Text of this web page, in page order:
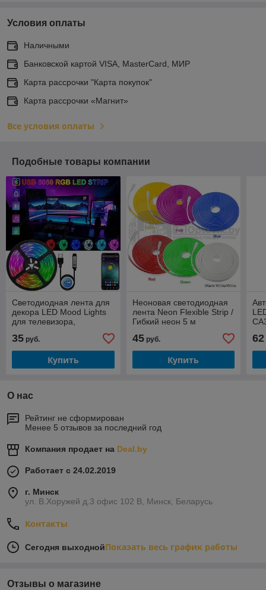
Условия оплаты
Наличными
Банковской картой VISA, MasterCard, МИР
Карта рассрочки "Карта покупок"
Карта рассрочки «Магнит»
Все условия оплаты
Подобные товары компании
Светодиодная лента для
декора LED Mood Lights
для телевизора,
Bluetooth 5м
35 руб.
Купить
Неоновая светодиодная
лента Neon Flexible Strip /
Гибкий неон 5 м
45руб.
Купить
62
О нас
Рейтинг не сформирован
Менее 5 отзывов за последний год
Компания продает на Deal.by
Работает с 24.02.2019
г. Минск
ул. В.Хоружей д.3 офис 102 В, Минск, Беларусь
Контакты
Сегодня выходнойПоказать весь график работы
Отзывы о магазине